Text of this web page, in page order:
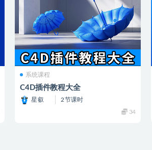
系统课程
C4D插件教程大全
星叡
2节课时
34